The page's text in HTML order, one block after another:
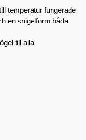
temperatur fungerade
en snigelform båda
till alla